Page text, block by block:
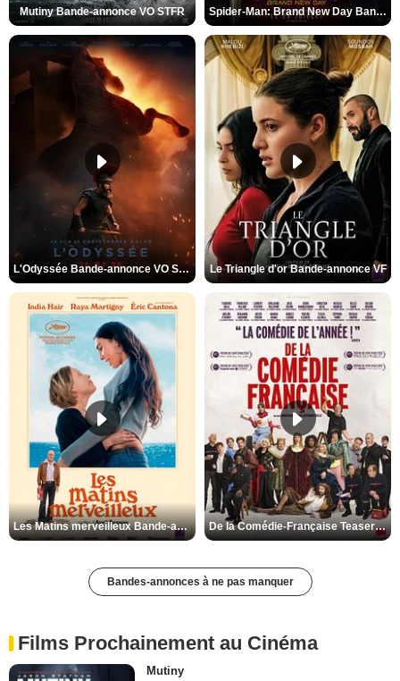
Mutiny Bande-annonce VO STFR Spider-Man: Brand New Day Bande-annonce VO STFR
L'Odyssée Bande-annonce VO STFR Le Triangle d'or Bande-annonce VF
Les Matins merveilleux Bande-annonce VF De la Comédie-Française Teaser VF
Bandes-annonces à ne pas manquer
Films Prochainement au Cinéma
Mutiny